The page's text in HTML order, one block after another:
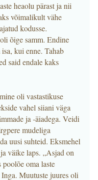
heaolu pärast ja nii
võimalikult vähe
kodusse.
õige samm. Endine
kui enne. Tahab
said endale kaks
oli vastastikuse
vahel siiani väga
ja -äiadega. Veidi
mudeliga
uusi suhteid. Eksmehel
väike laps. „Asjad on
poolõe oma laste
Muutuste juures oli